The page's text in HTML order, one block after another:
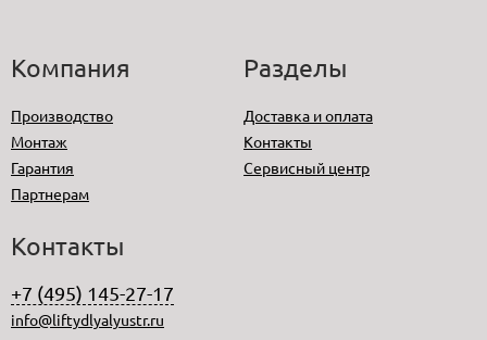
Компания
Производство
Монтаж
Гарантия
Партнерам
Разделы
Доставка и оплата
Контакты
Сервисный центр
Контакты
+7 (495) 145-27-17
info@liftydlyalyustr.ru